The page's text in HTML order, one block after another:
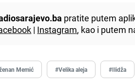
pratite putem
| Instagram, kao i putem
Memić #Velika aleja #Ilidža